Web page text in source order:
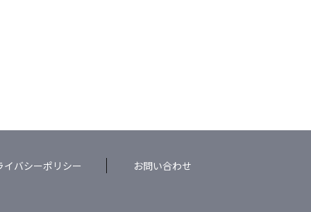
イバシーポリシー お問い合わせ